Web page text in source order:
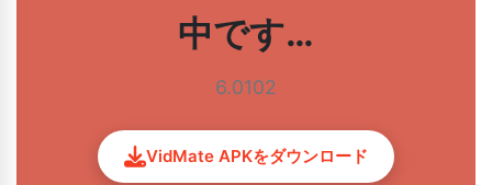
中です…
6.0102
VidMate APKをダウンロード